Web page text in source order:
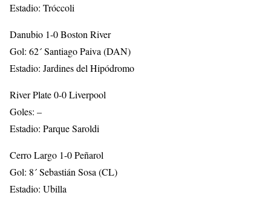
Estadio: Tróccoli
Danubio 1-0 Boston River
Gol: 62´ Santiago Paiva (DAN)
Estadio: Jardines del Hipódromo
River Plate 0-0 Liverpool
Goles: –
Estadio: Parque Saroldi
Cerro Largo 1-0 Peñarol
Gol: 8´ Sebastián Sosa (CL)
Estadio: Ubilla